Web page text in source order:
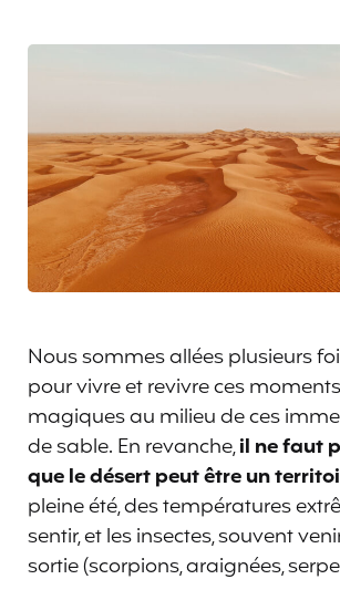
Nous sommes allées plusieurs
pour vivre et revivre ces
magiques au milieu de ces
de sable. En revanche,il ne faut
que le désert peut être un
pleine été, des températures
sentir, et les insectes, souvent
sortie (scorpions, araignées,